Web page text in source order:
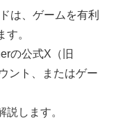
は、ゲームを有利
。
の公式X（旧
ント、またはゲー
します。